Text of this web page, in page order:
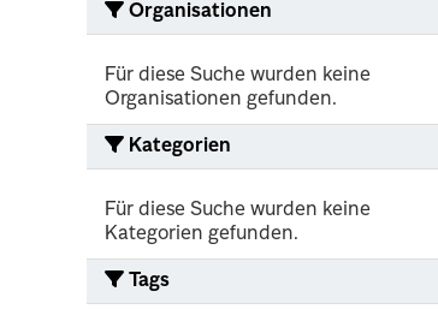
Organisationen
Für diese Suche wurden keine
Organisationen gefunden.
Kategorien
Für diese Suche wurden keine
Kategorien gefunden.
Tags